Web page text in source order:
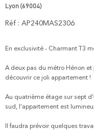
Lyon (69004)
Réf : AP240MAS2306
En exclusivité - Charmant T3
A deux pas du métro Hénon et
découvrir ce joli appartement !
Au quatrième étage sur sept
sud, l'appartement est
Il faudra prévoir quelques